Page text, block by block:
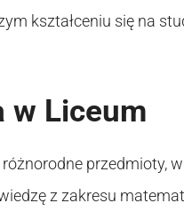
kształceniu się na
w Liceum
przedmioty,
z zakresu